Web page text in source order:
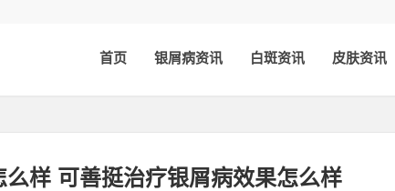
首页 银屑病资讯 白斑资讯 皮肤资讯
样 可善挺治疗银屑病效果怎么样